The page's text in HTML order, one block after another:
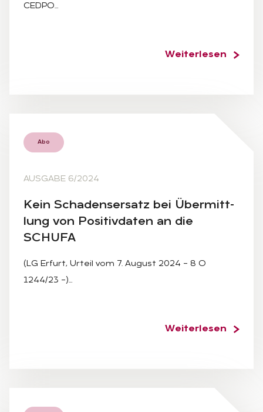
CEDPO…
Weiterlesen
Abo
AUSGABE 6/2024
Kein Scha­dens­er­satz bei Über­mitt­
lung von Po­si­tiv­da­ten an die
SCHUFA
(LG Erfurt, Urteil vom 7. August 2024 – 8 O
1244/23 –)…
Weiterlesen